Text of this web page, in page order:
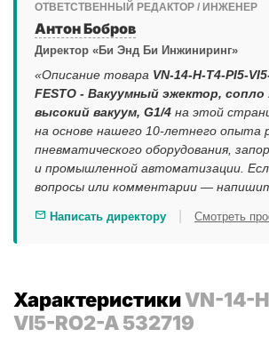
ОТВЕТСТВЕННЫЙ РЕДАКТОР / ИНЖЕНЕР
Антон Бобров
Директор «Би Энд Би Инжиниринг»
«Описание товара VN-14-H-T4-PI5-
FESTO - Вакуумный эжектор, сопло
высокий вакуум, G1/4 на этой
на основе нашего 10-летнего опыта
пневматического оборудования,
и промышленной автоматизации.
вопросы или комментарии —
Написать директору Смотреть
ХарактеристикиVN-14-
VI5-RO2-A 532719